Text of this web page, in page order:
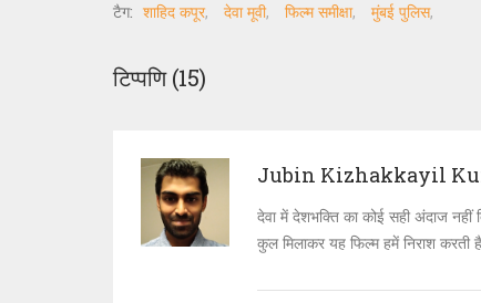
टैग: शाहिद कपूर देवा मूवी फिल्म समीक्षा मुंबई पुलिस
टिप्पणि (15)
Jubin Kizhakkayil
देवा में देशभक्ति का कोई सही अंदाज नहीं
कुल मिलाकर यह फिल्म हमें निराश करती है